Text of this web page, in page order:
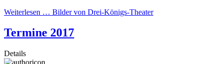
Weiterlesen … Bilder von Drei-Königs-Theater
Termine 2017
Details